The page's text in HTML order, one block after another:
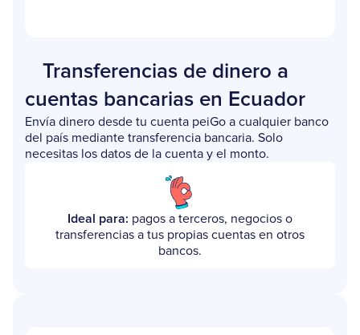
Transferencias de dinero a
cuentas bancarias en Ecuador
Envía dinero desde tu cuenta peiGo a cualquier banco
del país mediante transferencia bancaria. Solo
necesitas los datos de la cuenta y el monto.
Ideal para: pagos a terceros, negocios o
transferencias a tus propias cuentas en otros
bancos.